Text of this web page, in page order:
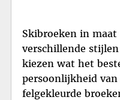
Skibroeken in
verschillende
kiezen wat het
persoonlijkheid
felgekleurde